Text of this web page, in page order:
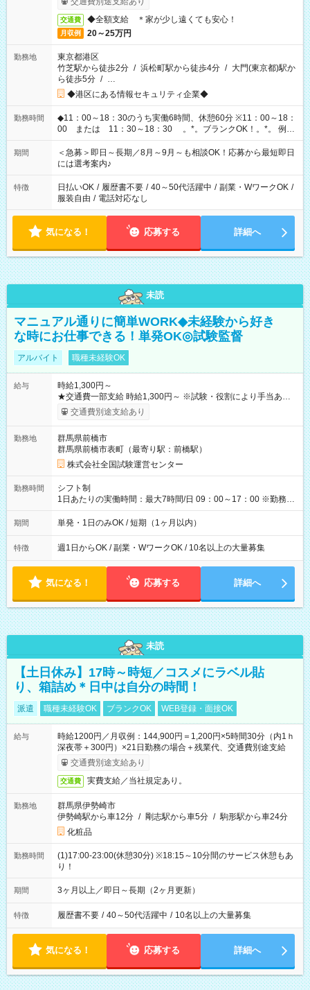
交通費 ◆全額支給 ＊家が少し遠くても安心！
月収例 20～25万円
勤務地
東京都港区
竹芝駅から徒歩2分 / 浜松町駅から徒歩4分 / 大門(東京都)駅か
ら徒歩5分 / …
◆港区にある情報セキュリティ企業◆
勤務時間
◆11：00～18：30のうち実働6時間、休憩60分 ※11：00～18：
00 または 11：30～18：30 。*。ブランクOK！。*。 例え
ば前職が、 在宅/財団法人/事務/コールセンター/受付/販売/カフェ
スタッフ スイーツ販売/ホテルフロント/化粧品販売/など 様々な
業界から入社して活躍されています♪
期間
＜急募＞即日～長期／8月～9月～も相談OK！応募から最短即日
には選考案内♪
特徴 日払いOK / 履歴書不要 / 40～50代活躍中 / 副業・WワークOK /
服装自由 / 電話対応なし
気になる！ 応募する 詳細へ
未読
マニュアル通りに簡単WORK◆未経験から好き
な時にお仕事できる！単発OK◎試験監督
アルバイト 職種未経験OK
給与
時給1,300円～
★交通費一部支給 時給1,300円～ ※試験・役割により手当あり
※勤務回数により昇給あり 【即給（前払い）オプションあ
り！】 希望される場合、勤務から1週間ほどで給与の一部を受け
例】 ・河合塾模擬試験 8:30～17:30（休憩1時間） 時給1,300円
×8時間＝日収10,400円＋交通費 ※当日の役割により時給＋100
円の場合あり ・国家試験 7:00～13:30（休憩なし） 時給1,300
円（役割手当＋100円）×6時間＝日収8,400円＋交通費 【試用期
間】試用期間なし
交通費別途支給あり
勤務地
群馬県前橋市
群馬県前橋市表町（最寄り駅：前橋駅）
株式会社全国試験運営センター
勤務時間
シフト制
1日あたりの実働時間：最大7時間/日 09：00～17：00 ※勤務時
間は 試験により異なります。
期間 単発・1日のみOK / 短期（1ヶ月以内）
特徴 週1日からOK / 副業・WワークOK / 10名以上の大量募集
気になる！ 応募する 詳細へ
未読
【土日休み】17時～時短／コスメにラベル貼
り、箱詰め＊日中は自分の時間！
派遣 職種未経験OK ブランクOK WEB登録・面接OK
給与
時給1200円／月収例：144,900円＝1,200円×5時間30分（内1ｈ
深夜帯＋300円）×21日勤務の場合＋残業代、交通費別途支給
交通費別途支給あり
交通費 実費支給／当社規定あり。
勤務地
群馬県伊勢崎市
伊勢崎駅から車12分 / 剛志駅から車5分 / 駒形駅から車24分
化粧品
勤務時間
(1)17:00-23:00(休憩30分) ※18:15～10分間のサービス休憩もあ
り！
期間 3ヶ月以上／即日～長期（2ヶ月更新）
特徴 履歴書不要 / 40～50代活躍中 / 10名以上の大量募集
気になる！ 応募する 詳細へ